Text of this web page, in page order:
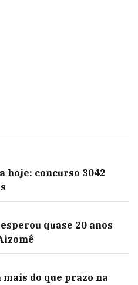
hoje: concurso 3042
quase 20 anos
do que prazo na